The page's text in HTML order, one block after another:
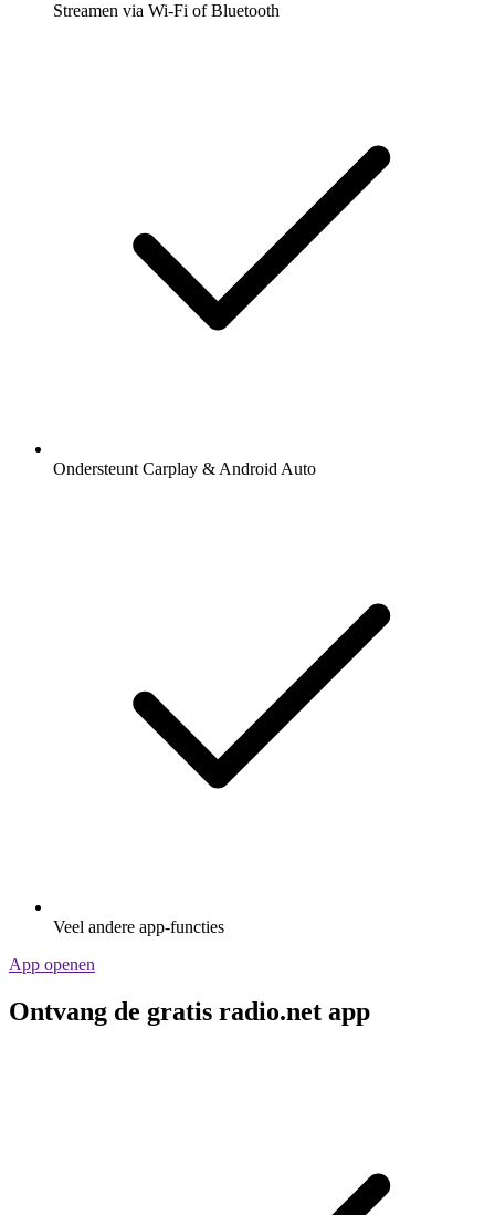
Streamen via Wi-Fi of Bluetooth
Ondersteunt Carplay & Android Auto
Veel andere app-functies
App openen
Ontvang de gratis radio.net app